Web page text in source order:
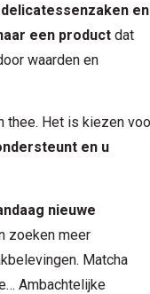
delicatessenzaken en
een product dat
waarden en
thee. Het is kiezen
en u
nieuwe
zoeken meer
Matcha
Ambachtelijke